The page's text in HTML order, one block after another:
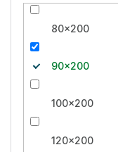
80x200
90x200
100x200
120x200